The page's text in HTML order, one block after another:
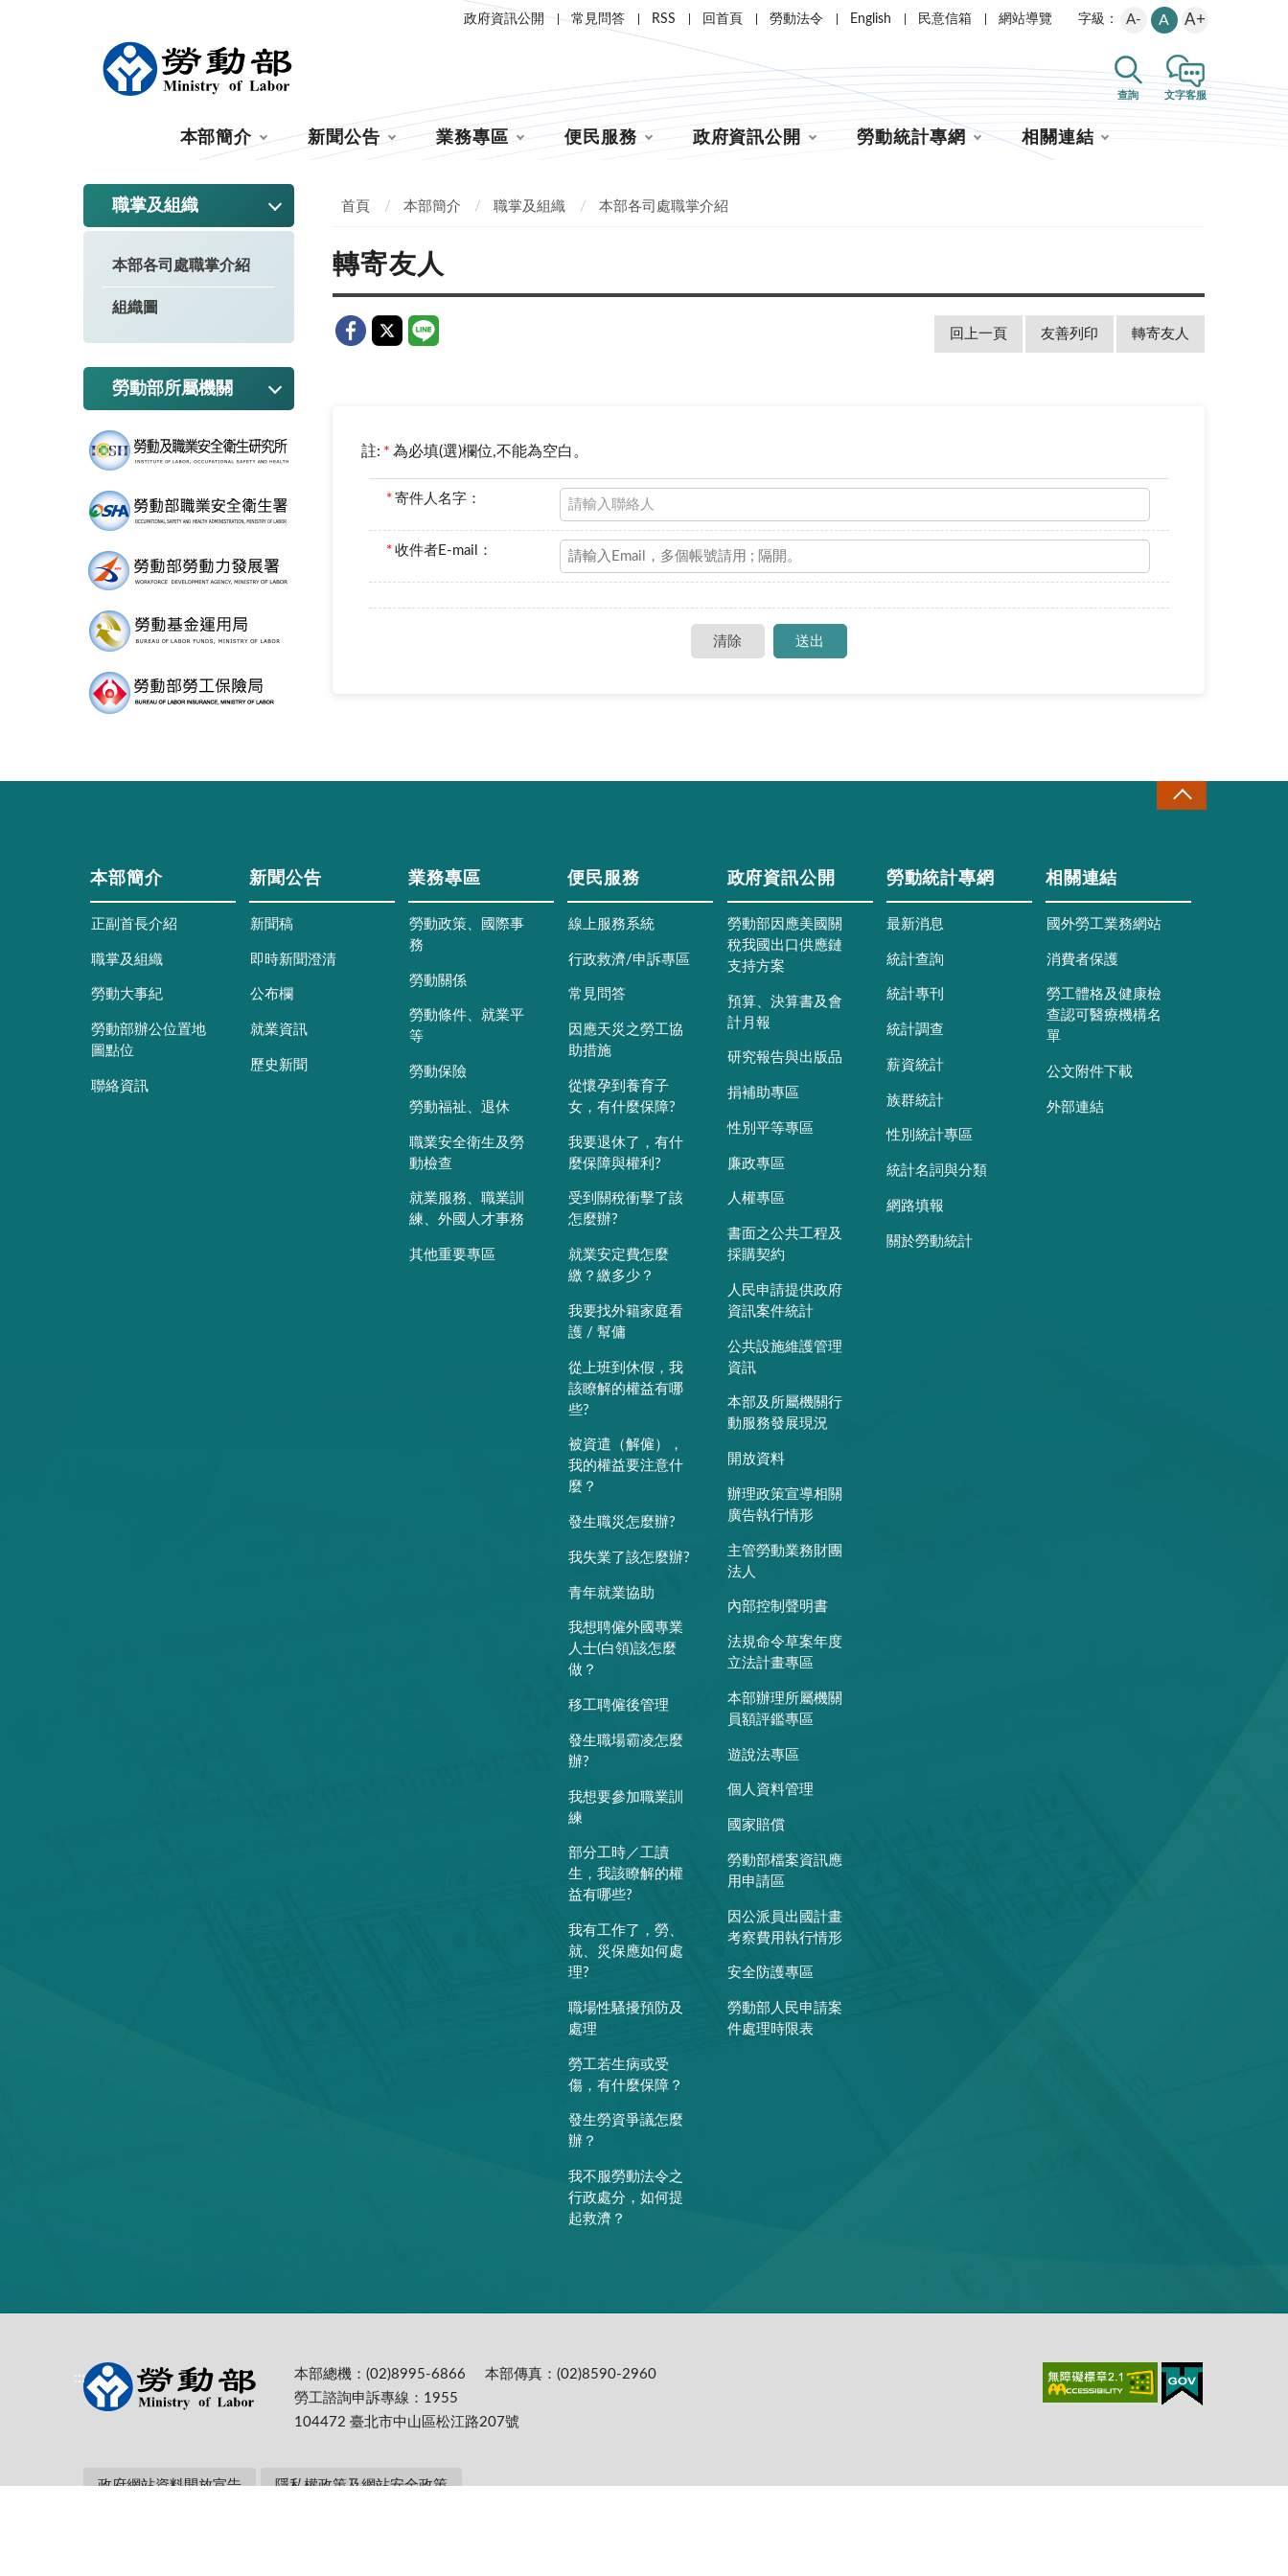
政府資訊公開 常見問答 RSS 回首頁 勞動法令 English 民意信箱 網站導覽 字級： A- A A+
查詢 文字客服
本部簡介 新聞公告 業務專區 便民服務 政府資訊公開 勞動統計專網 相關連結
職掌及組織
本部各司處職掌介紹
組織圖
勞動部所屬機關
首頁 本部簡介 職掌及組織 本部各司處職掌介紹
轉寄友人
回上一頁 友善列印 轉寄友人
註: * 為必填(選)欄位,不能為空白。
* 寄件人名字：
* 收件者E-mail：
本部簡介
正副首長介紹
職掌及組織
勞動大事紀
勞動部辦公位置地
圖點位
聯絡資訊
新聞公告
新聞稿
即時新聞澄清
公布欄
就業資訊
歷史新聞
業務專區
勞動政策、國際事
務
勞動關係
勞動條件、就業平
等
勞動保險
勞動福祉、退休
職業安全衛生及勞
動檢查
就業服務、職業訓
練、外國人才事務
其他重要專區
便民服務
線上服務系統
行政救濟/申訴專區
常見問答
因應天災之勞工協
助措施
從懷孕到養育子
女，有什麼保障?
我要退休了，有什
麼保障與權利?
受到關稅衝擊了該
怎麼辦?
就業安定費怎麼
繳？繳多少？
我要找外籍家庭看
護 / 幫傭
從上班到休假，我
該瞭解的權益有哪
些?
被資遣（解僱），
我的權益要注意什
麼？
發生職災怎麼辦?
我失業了該怎麼辦?
青年就業協助
我想聘僱外國專業
人士(白領)該怎麼
做？
移工聘僱後管理
發生職場霸凌怎麼
辦?
我想要參加職業訓
練
部分工時／工讀
生，我該瞭解的權
益有哪些?
我有工作了，勞、
就、災保應如何處
理?
職場性騷擾預防及
處理
勞工若生病或受
傷，有什麼保障？
發生勞資爭議怎麼
辦？
我不服勞動法令之
行政處分，如何提
起救濟？
政府資訊公開
勞動部因應美國關
稅我國出口供應鏈
支持方案
預算、決算書及會
計月報
研究報告與出版品
捐補助專區
性別平等專區
廉政專區
人權專區
書面之公共工程及
採購契約
人民申請提供政府
資訊案件統計
公共設施維護管理
資訊
本部及所屬機關行
動服務發展現況
開放資料
辦理政策宣導相關
廣告執行情形
主管勞動業務財團
法人
內部控制聲明書
法規命令草案年度
立法計畫專區
本部辦理所屬機關
員額評鑑專區
遊說法專區
個人資料管理
國家賠償
勞動部檔案資訊應
用申請區
因公派員出國計畫
考察費用執行情形
安全防護專區
勞動部人民申請案
件處理時限表
勞動統計專網
最新消息
統計查詢
統計專刊
統計調查
薪資統計
族群統計
性別統計專區
統計名詞與分類
網路填報
關於勞動統計
相關連結
國外勞工業務網站
消費者保護
勞工體格及健康檢
查認可醫療機構名
單
公文附件下載
外部連結
::: 本部總機：(02)8995-6866
本部傳真：(02)8590-2960
勞工諮詢申訴專線：1955
104472 臺北市中山區松江路207號
政府網站資料開放宣告 隱私權政策及網站安全政策